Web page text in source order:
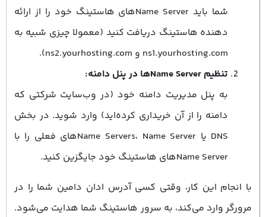
شما باید Name Serverهای هاستینگ خود را از ارائه‌
دهنده هاستینگ دریافت کنید (معمولا چیزی شبیه به
ns1.yourhosting.com و ns2.yourhosting.com).
تنظیم Name Serverها در پنل دامنه:
به پنل مدیریت دامنه خود (در وب‌سایت شرکتی که
دامنه را از آن خریداری کرده‌اید) وارد شوید. در بخش
DNS یا Name Servers، Name Serverهای فعلی را با
Name Serverهای هاستینگ خود جایگزین کنید.
با انجام این کار، وقتی کسی آدرس ادان دامین شما را در
مرورگر وارد می‌کند، به سرور هاستینگ شما هدایت می‌شود.